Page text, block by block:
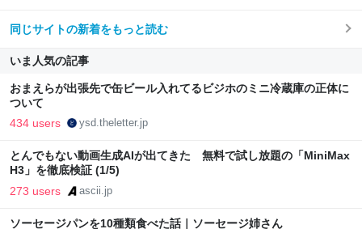
同じサイトの新着をもっと読む
いま人気の記事
おまえらが出張先で缶ビール入れてるビジホのミニ冷蔵庫の正体に
ついて
434 users ysd.theletter.jp
とんでもない動画生成AIが出てきた 無料で試し放題の「MiniMax
H3」を徹底検証 (1/5)
273 users ascii.jp
ソーセージパンを10種類食べた話｜ソーセージ姉さん